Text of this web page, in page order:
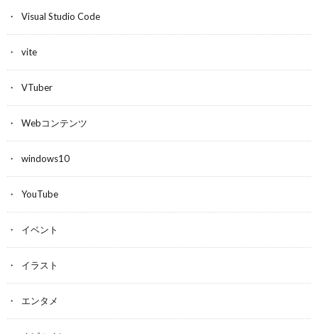
Visual Studio Code
vite
VTuber
Webコンテンツ
windows10
YouTube
イベント
イラスト
エンタメ